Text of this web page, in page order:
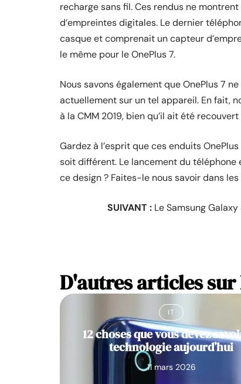
recharge sans fil. Ces rendus ne
d’empreintes digitales. Le dernier
casque et comprenait un capteur
le même pour le OnePlus 7.
Nous savons également que OnePlus 7
actuellement sur un tel appareil. En fait,
à la CMM 2019, bien qu’il ait été
Gardez à l’esprit que ces enduits
soit différent. Le lancement du
ce design ? Faites-le nous savoir dans
SUIVANT : Le Samsung
D'autres articles sur
IT
12 choses que vous devez
technologie aujourd’hui
11 mars 2026